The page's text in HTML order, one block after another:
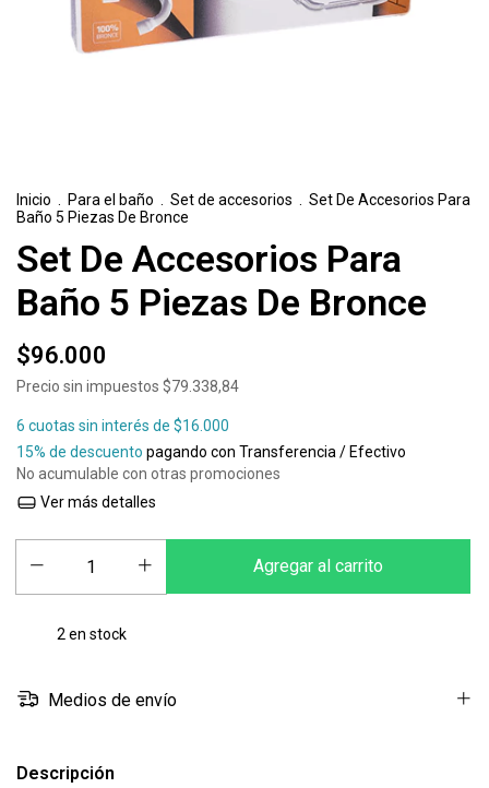
Inicio . Para el baño . Set de accesorios . Set De Accesorios Para
Baño 5 Piezas De Bronce
Set De Accesorios Para
Baño 5 Piezas De Bronce
$96.000
Precio sin impuestos $79.338,84
6 cuotas sin interés de $16.000
15% de descuento pagando con Transferencia / Efectivo
No acumulable con otras promociones
Ver más detalles
2 en stock
Medios de envío
Descripción